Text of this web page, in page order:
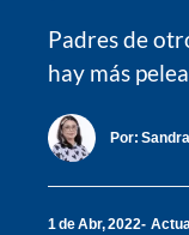
Padres de
hay más
Por:
1 de Abr, 2022